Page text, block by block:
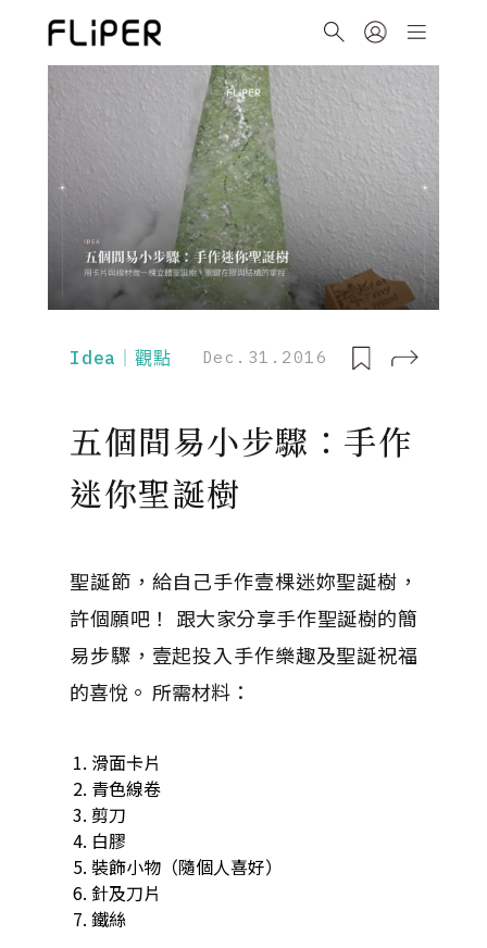
Idea｜觀點 Dec.31.2016
五個間易小步驟：手作
迷你聖誕樹
聖誕節，給自己手作壹棵迷妳聖誕樹，
許個願吧！ 跟大家分享手作聖誕樹的簡
易步驟，壹起投入手作樂趣及聖誕祝福
的喜悅。 所需材料：
滑面卡片
青色線卷
剪刀
白膠
裝飾小物（隨個人喜好）
針及刀片
鐵絲